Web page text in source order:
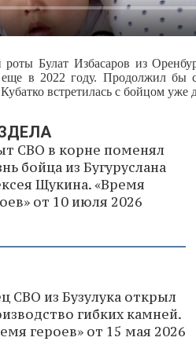
роты Булат Избасаров из
еще в 2022 году. Продолжил бы
встретилась с бойцом уже
СВО в корне поменял
бойца из Бугуруслана
Щукина. «Время
от 10 июля 2026
СВО из Бузулука открыл
гибких камней.
героев» от 15 мая 2026